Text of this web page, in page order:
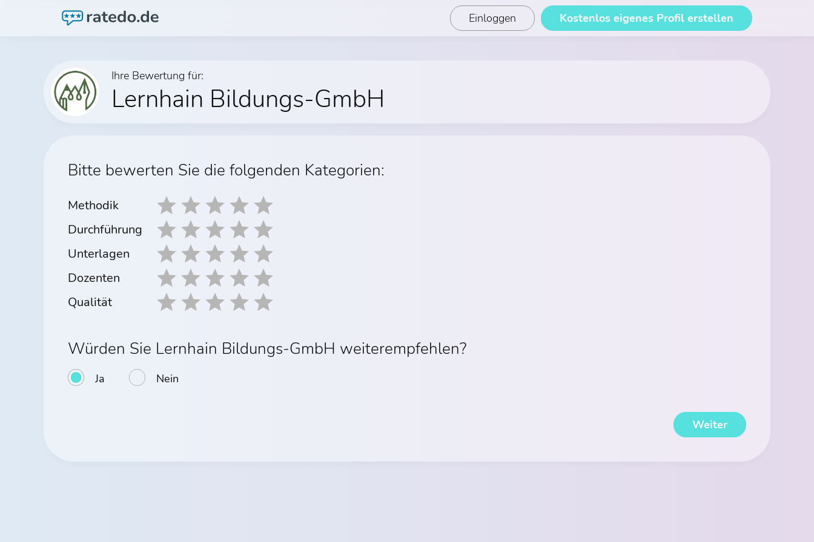
Einloggen Kostenlos eigenes Profil erstellen
Ihre Bewertung für:
Lernhain Bildungs-GmbH
Bitte bewerten Sie die folgenden Kategorien:
Methodik
Durchführung
Unterlagen
Dozenten
Qualität
Würden Sie Lernhain Bildungs-GmbH weiterempfehlen?
Ja Nein
Weiter